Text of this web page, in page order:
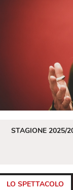
STAGIONE 2025/
LO SPETTACOLO